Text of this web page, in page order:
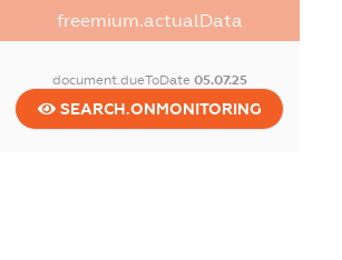
freemium.actualData
document.dueToDate 05.07.25
SEARCH.ONMONITORING